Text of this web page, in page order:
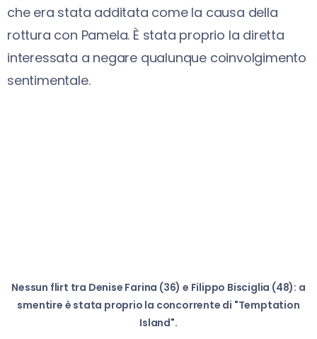
che era stata additata come la causa della
rottura con Pamela. È stata proprio la diretta
interessata a negare qualunque coinvolgimento
sentimentale.
Nessun flirt tra Denise Farina (36) e Filippo Bisciglia (48): a
smentire è stata proprio la concorrente di "Temptation
Island".